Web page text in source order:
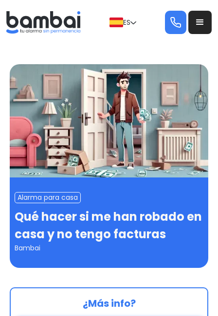
ES
Alarma para casa
Qué hacer si me han robado en
casa y no tengo facturas
Bambai
¿Más info?